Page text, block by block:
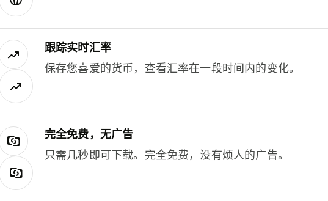
跟踪实时汇率
保存您喜爱的货币，查看汇率在一段时间内的变化。
完全免费，无广告
只需几秒即可下载。完全免费，没有烦人的广告。